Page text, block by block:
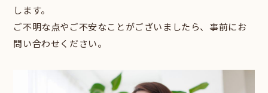
します。
ご不明な点やご不安なことがございましたら、事前にお
問い合わせください。